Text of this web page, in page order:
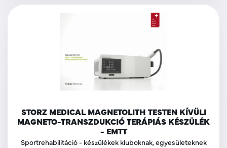
STORZ MEDICAL MAGNETOLITH TESTEN KÍVÜLI
MAGNETO-TRANSZDUKCIÓ TERÁPIÁS KÉSZÜLÉK
- EMTT
Sportrehabilitáció - készülékek kluboknak, egyesületeknek